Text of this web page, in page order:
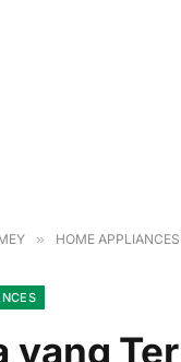
» HOME APPLIANCES
yang